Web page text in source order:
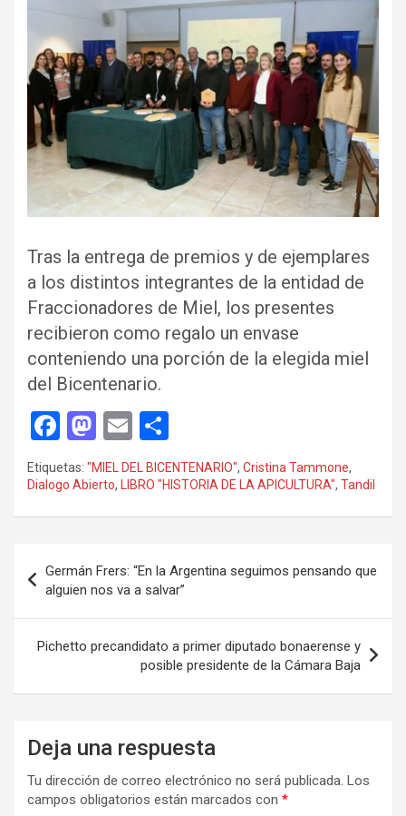
Tras la entrega de premios y de ejemplares
a los distintos integrantes de la entidad de
Fraccionadores de Miel, los presentes
recibieron como regalo un envase
conteniendo una porción de la elegida miel
del Bicentenario.
F
a
ce
b
o
k
M
a
st
o
o
n
E
m
ail
o
m
p
tir
Etiquetas: "MIEL DEL BICENTENARIO", Cristina Tammone,
Dialogo Abierto, LIBRO "HISTORIA DE LA APICULTURA", Tandil
de
entradas
Germán Frers: “En la Argentina seguimos pensando que
alguien nos va a salvar”
Pichetto precandidato a primer diputado bonaerense y
posible presidente de la Cámara Baja
Deja una respuesta
Tu dirección de correo electrónico no será publicada. Los
campos obligatorios están marcados con *